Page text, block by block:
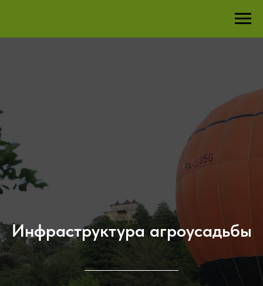
Инфраструктура агроусадьбы